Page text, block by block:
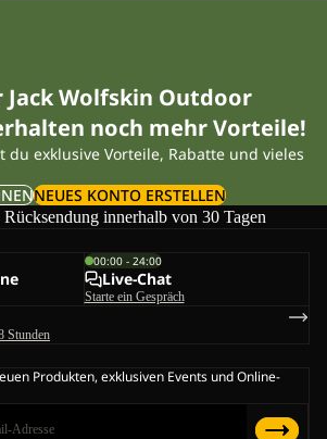
Jack Wolfskin Outdoor
noch mehr Vorteile!
exklusive Vorteile, Rabatte und vieles
NEUES KONTO ERSTELLEN
innerhalb von 30 Tagen
00:00 - 24:00
Live-Chat
Starte ein Gespräch
Stunden
Produkten, exklusiven Events und Online-